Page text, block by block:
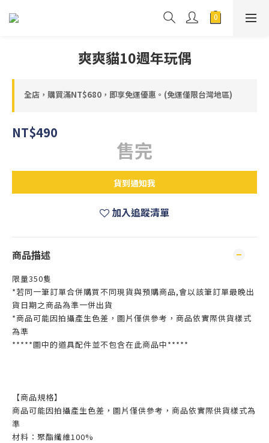
爽爽貓10週年玩偶
全店，購買滿NT$680，即享免運優惠。(免運僅限台灣地區)
NT$490
售完
貨到通知我
加入追蹤清單
商品描述
限量350隻
*若同一筆訂單合併購買不同現貨與預購商品,會以該筆訂單最晚出
貨日期之商品為準一併出貨
*商品可能因拍攝產生色差，圖片僅供參考，商品依實際供貨樣式
為準
*****圖中的道具配件並不包含在此商品中*****
【商品規格】
商品可能因拍攝產生色差，圖片僅供參考，商品依實際供貨樣式為
準
材料：聚酯纖維100%